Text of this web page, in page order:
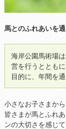
馬とのふれあいを
海岸公園馬術場
営を行うととも
目的に、年間を
小さなお子さまか
皆さまが馬とふれ
ンの大切さを感じ